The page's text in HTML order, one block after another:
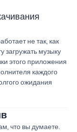
не так, как
загружать музыку
этого приложения
каждого
ожидания
что вы думаете.